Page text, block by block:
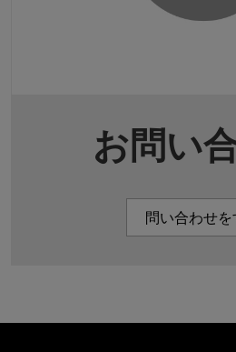
お問い
問い合わせを